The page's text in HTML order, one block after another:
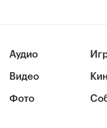
Аудио
Видео
Фото